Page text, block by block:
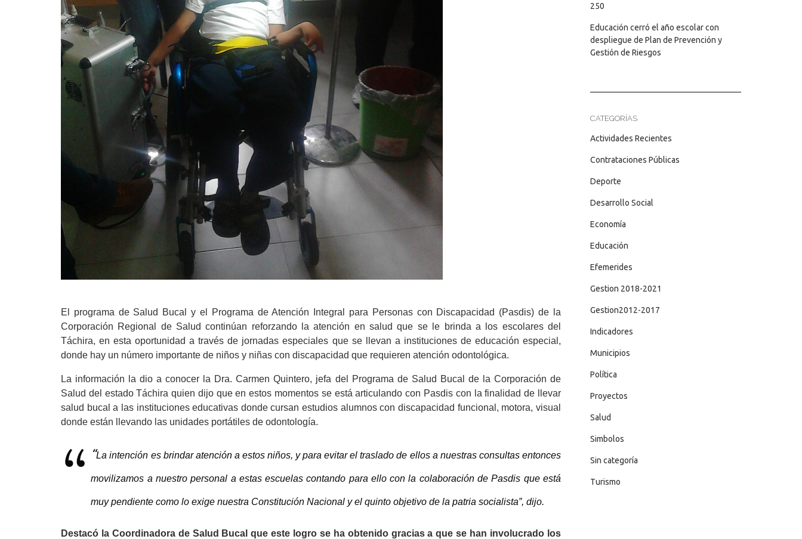
El programa de Salud Bucal y el Programa de Atención Integral para Personas con Discapacidad (Pasdis) de la
Corporación Regional de Salud continúan reforzando la atención en salud que se le brinda a los escolares del
Táchira, en esta oportunidad a través de jornadas especiales que se llevan a instituciones de educación especial,
donde hay un número importante de niños y niñas con discapacidad que requieren atención odontológica.
La información la dio a conocer la Dra. Carmen Quintero, jefa del Programa de Salud Bucal de la Corporación de
Salud del estado Táchira quien dijo que en estos momentos se está articulando con Pasdis con la finalidad de llevar
salud bucal a las instituciones educativas donde cursan estudios alumnos con discapacidad funcional, motora, visual
donde están llevando las unidades portátiles de odontología.
“La intención es brindar atención a estos niños, y para evitar el traslado de ellos a nuestras consultas entonces
movilizamos a nuestro personal a estas escuelas contando para ello con la colaboración de Pasdis que está
muy pendiente como lo exige nuestra Constitución Nacional y el quinto objetivo de la patria socialista”, dijo.
Destacó la Coordinadora de Salud Bucal que este logro se ha obtenido gracias a que se han involucrado los
250
Educación cerró el año escolar con
despliegue de Plan de Prevención y
Gestión de Riesgos
CATEGORÍAS
Actividades Recientes
Contrataciones Públicas
Deporte
Desarrollo Social
Economía
Educación
Efemerides
Gestion 2018-2021
Gestion2012-2017
Indicadores
Municipios
Política
Proyectos
Salud
Simbolos
Sin categoría
Turismo